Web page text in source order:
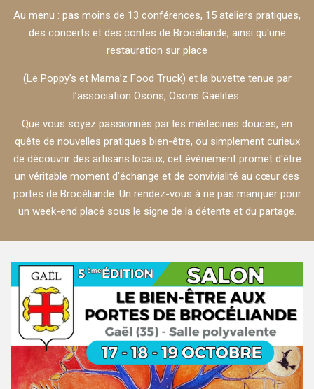
Au menu : pas moins de 13 conférences, 15 ateliers pratiques,
des concerts et des contes de Brocéliande, ainsi qu'une
restauration sur place
(Le Poppy’s et Mama’z Food Truck) et la buvette tenue par
l’association Osons, Osons Gaëlites.
Que vous soyez passionnés par les médecines douces, en
quête de nouvelles pratiques bien-être, ou simplement curieux
de découvrir des artisans locaux, cet événement promet d'être
un véritable moment d'échange et de convivialité au cœur des
portes de Brocéliande. Un rendez-vous à ne pas manquer pour
un week-end placé sous le signe de la détente et du partage.